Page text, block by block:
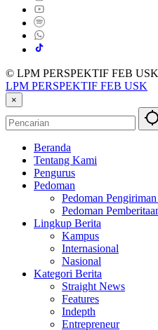
© LPM PERSPEKTIF FEB USK
LPM PERSPEKTIF FEB USK
×
Beranda
Tentang Kami
Pengurus
Pedoman
Pedoman
Pedoman
Lingkup Berita
Kampus
Internasional
Nasional
Kategori Berita
Straight News
Features
Indepth
Entrepreneur